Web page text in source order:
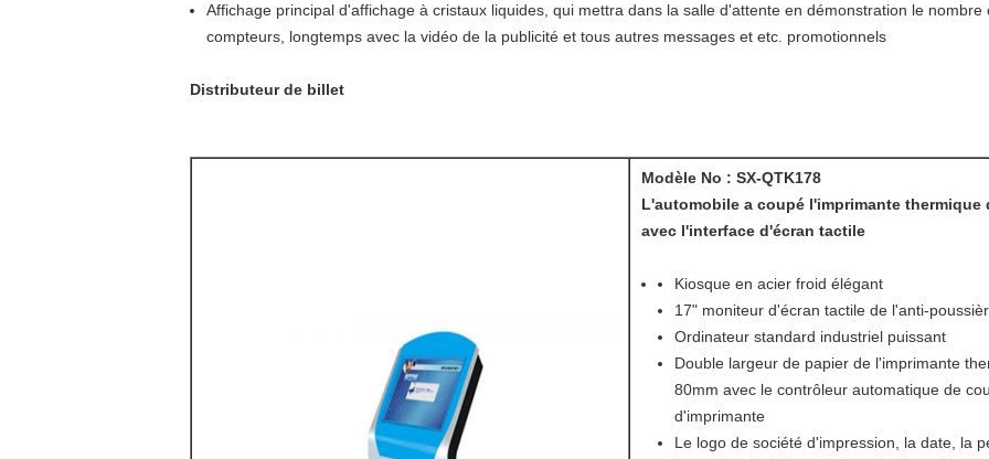
Affichage principal d'affichage à cristaux liquides, qui mettra dans la salle d'attente en démonstration le
compteurs, longtemps avec la vidéo de la publicité et tous autres messages et etc. promotionnels
Distributeur de billet
Modèle No : SX-QTK178
L'automobile a coupé l'imprimante thermique
avec l'interface d'écran tactile
Kiosque en acier froid élégant
17" moniteur d'écran tactile de l'anti-
Ordinateur standard industriel puissant
Double largeur de papier de l'imprimante
80mm avec le contrôleur automatique de
d'imprimante
Le logo de société d'impression, la date, la